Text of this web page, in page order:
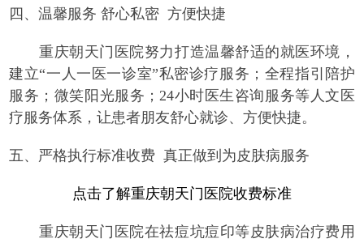
四、温馨服务 舒心私密 方便快捷
重庆朝天门医院努力打造温馨舒适的就医环境，
建立“一人一医一诊室”私密诊疗服务；全程指引陪护
服务；微笑阳光服务；24小时医生咨询服务等人文医
疗服务体系，让患者朋友舒心就诊、方便快捷。
五、严格执行标准收费 真正做到为皮肤病服务
点击了解重庆朝天门医院收费标准
重庆朝天门医院在祛痘坑痘印等皮肤病治疗费用